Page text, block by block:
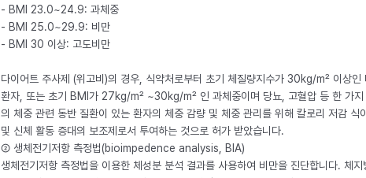
- BMI 23.0~24.9: 과체중
- BMI 25.0~29.9: 비만
- BMI 30 이상: 고도비만
다이어트 주사제 (위고비)의 경우, 식약처로부터 초기 체질량지수가 30kg/m² 이상인
환자, 또는 초기 BMI가 27kg/m² ~30kg/m² 인 과체중이며 당뇨, 고혈압 등 한 가지
의 체중 관련 동반 질환이 있는 환자의 체중 감량 및 체중 관리를 위해 칼로리 저감 식
및 신체 활동 증대의 보조제로서 투여하는 것으로 허가 받았습니다.
② 생체전기저항 측정법(bioimpedence analysis, BIA)
생체전기저항 측정법을 이용한 체성분 분석 결과를 사용하여 비만을 진단합니다. 체지